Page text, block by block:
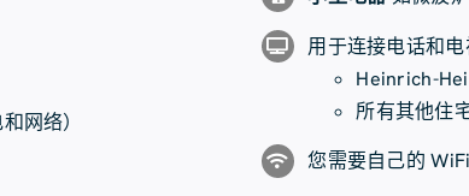
网络）
用于连接电话和电
Heinrich-
所有其他住
您需要自己的